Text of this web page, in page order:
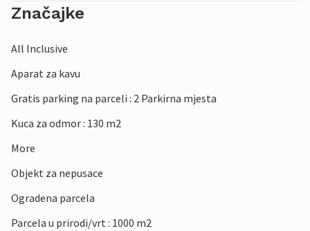
Značajke
All Inclusive
Aparat za kavu
Gratis parking na parceli : 2 Parkirna mjesta
Kuca za odmor : 130 m2
More
Objekt za nepusace
Ogradena parcela
Parcela u prirodi/vrt : 1000 m2